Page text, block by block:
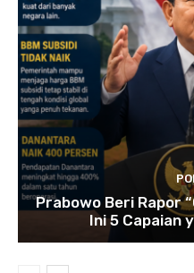
Prabowo Beri Rapor
Ini 5 Capaian